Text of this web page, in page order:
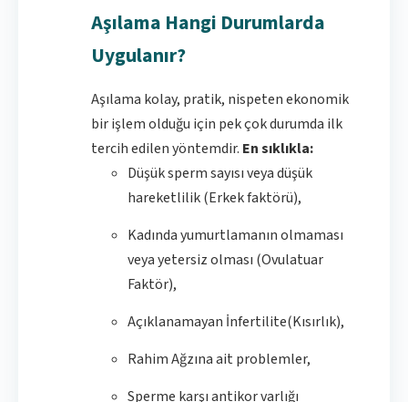
Aşılama Hangi Durumlarda
Uygulanır?
Aşılama kolay, pratik, nispeten ekonomik
bir işlem olduğu için pek çok durumda ilk
tercih edilen yöntemdir. En sıklıkla:
Düşük sperm sayısı veya düşük
hareketlilik (Erkek faktörü),
Kadında yumurtlamanın olmaması
veya yetersiz olması (Ovulatuar
Faktör),
Açıklanamayan İnfertilite(Kısırlık),
Rahim Ağzına ait problemler,
Sperme karşı antikor varlığı